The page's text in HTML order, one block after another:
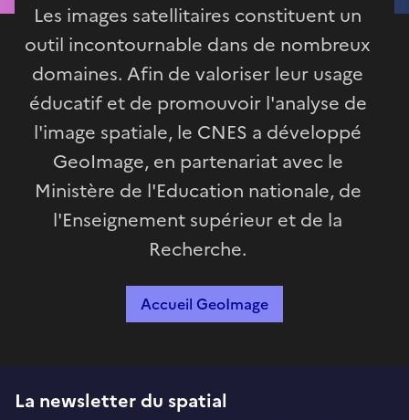
Les images satellitaires constituent un
outil incontournable dans de nombreux
domaines. Afin de valoriser leur usage
éducatif et de promouvoir l'analyse de
l'image spatiale, le CNES a développé
GeoImage, en partenariat avec le
Ministère de l'Education nationale, de
l'Enseignement supérieur et de la
Recherche.
Accueil GeoImage
La newsletter du spatial